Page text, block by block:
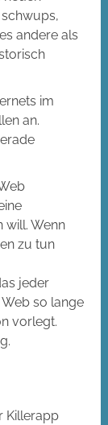
andere als
im
an.
will. Wenn
zu tun
jeder
so lange
vorlegt.
Killerapp